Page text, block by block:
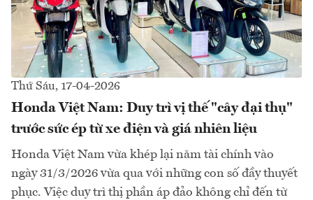
Thứ Sáu, 17-04-2026
Honda Việt Nam: Duy trì vị thế "cây đại thụ"
trước sức ép từ xe điện và giá nhiên liệu
Honda Việt Nam vừa khép lại năm tài chính vào
ngày 31/3/2026 vừa qua với những con số đầy thuyết
phục. Việc duy trì thị phần áp đảo không chỉ đến từ